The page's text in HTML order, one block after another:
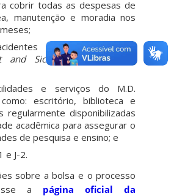
cobrir todas as despesas de
manutenção e moradia nos
e doenças limitado
and Sickness Program for
e serviços do M.D.
escritório, biblioteca e
regularmente disponibilizadas
acadêmica para assegurar o
de pesquisa e ensino; e
e J-2.
sobre a bolsa e o processo
a página oficial da